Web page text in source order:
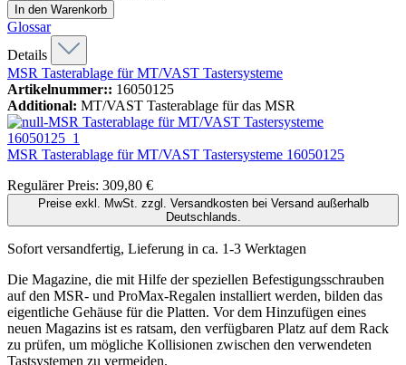
In den Warenkorb
Glossar
Details
MSR Tasterablage für MT/VAST Tastersysteme
Artikelnummer:: 16050125
Additional: MT/VAST Tasterablage für das MSR
MSR Tasterablage für MT/VAST Tastersysteme 16050125
Regulärer Preis: 309,80 €
Preise exkl. MwSt. zzgl. Versandkosten bei Versand außerhalb
Deutschlands.
Sofort versandfertig, Lieferung in ca. 1-3 Werktagen
Die Magazine, die mit Hilfe der speziellen Befestigungsschrauben
auf den MSR- und ProMax-Regalen installiert werden, bilden das
eigentliche Gehäuse für die Platten. Vor dem Hinzufügen eines
neuen Magazins ist es ratsam, den verfügbaren Platz auf dem Rack
zu prüfen, um mögliche Kollisionen zwischen den verwendeten
Tastsystemen zu vermeiden.